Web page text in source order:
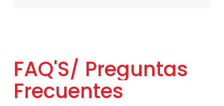
FAQ'S/ Preguntas
Frecuentes